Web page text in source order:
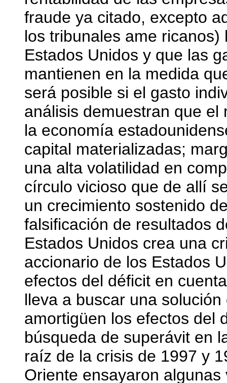
fraude ya citado, excepto
los tribunales ame
Estados Unidos y que las
mantienen en la medida
será posible si el gasto
análisis demuestran que
la economía
capital materializadas;
una alta volatilidad en
círculo vicioso que de allí
un crecimiento sostenido
falsificación de resultados
Estados Unidos crea una
accionario de los Estados
efectos del déficit en
lleva a buscar una
amortigüen los efectos del
búsqueda de superávit en
raíz de la crisis de 1997 y
Oriente ensayaron